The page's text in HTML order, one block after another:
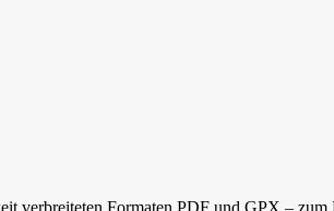
verbreiteten Formaten PDF und GPX –